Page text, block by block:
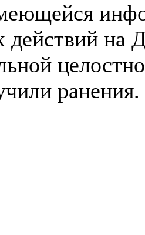
действий на
ранения.